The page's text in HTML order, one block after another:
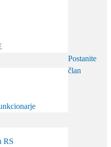
RS
Postanite
član